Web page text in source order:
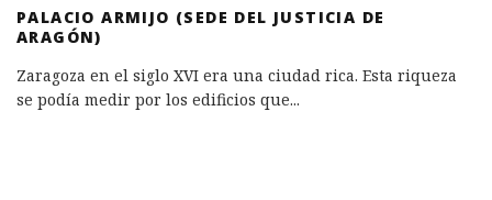
PALACIO ARMIJO (SEDE DEL JUSTICIA DE
ARAGÓN)
Zaragoza en el siglo XVI era una ciudad rica. Esta riqueza
se podía medir por los edificios que...